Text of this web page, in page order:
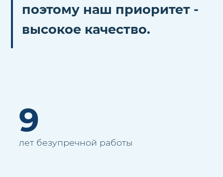
поэтому наш приоритет -
высокое качество.
9
лет безупречной работы